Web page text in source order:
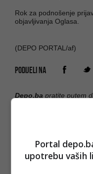
Rok za podnošenje
objavljivanja Oglasa.
(DEPO PORTAL/af)
PODIJELI NA
Depo.ba pratite putem
Portal
upotrebu vaših